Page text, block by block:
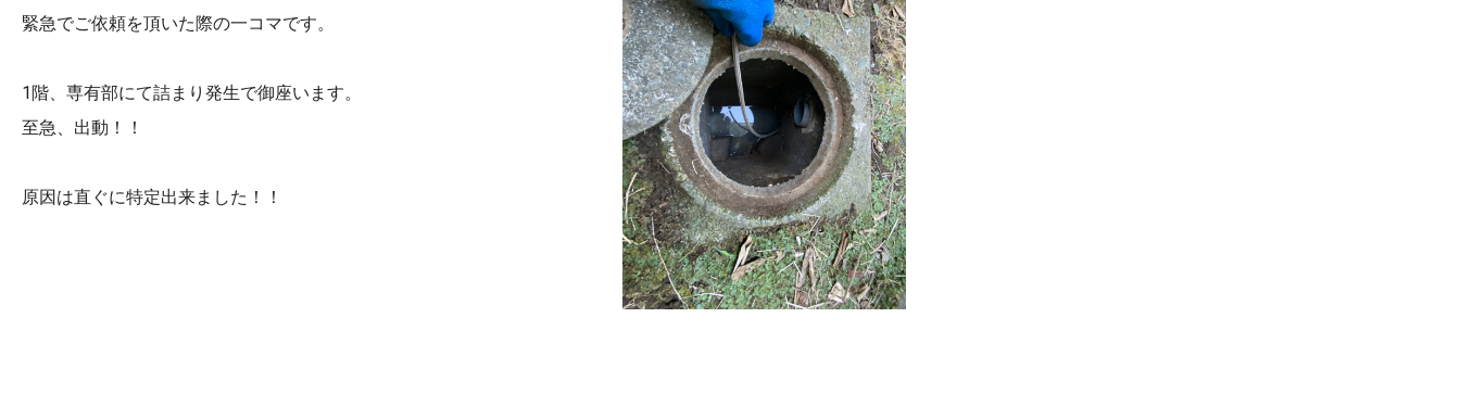
緊急でご依頼を頂いた際の一コマです。
1階、専有部にて詰まり発生で御座います。
至急、出動！！
原因は直ぐに特定出来ました！！